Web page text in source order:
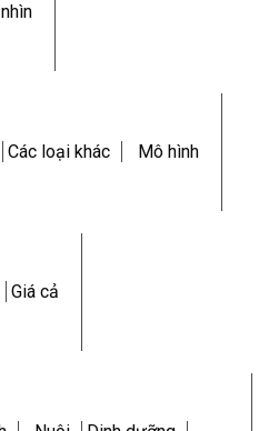
Các loại khác Mô hình
Giá cả